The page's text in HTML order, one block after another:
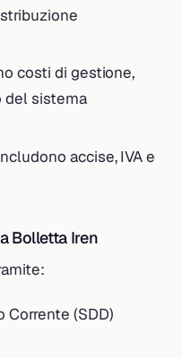
costi di gestione,
del sistema
accise, IVA e
Bolletta Iren
Corrente (SDD)